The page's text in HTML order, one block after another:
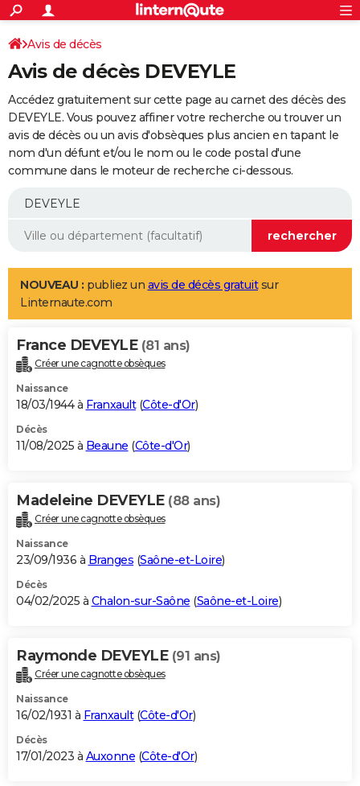
ACTUALITÉS
Politique
Société
Faits Divers
Education
Monde
Villes
+
SPORT
Coupe du monde 2026
Football
Tennis
Cyclisme
Rugby
Forum
Programme TV
TNT
Streaming
Cinéma
Sorties cinéma
Musique
+
FINANCE
Retraite
Epargne
Immobilier
Risques naturels par ville
Banque
Assurance
AUTO
Essais
Réserver un essai
Citadines
Berlines
SUV
Forum auto
+
Mobiles
Meilleur smartphone
Internet
Ordinateurs
Jeux vidéo
Guide high-tech
Aménagement intérieur
LIFESTYLE
Art de vivre
Bien-être
Loisirs
Mode
Modes de vie
Alimentation
Guide de la santé
Maladies
Médicaments
Sommeil
VOYAGE
Destinations
City break
Voyage nature
Voyage de noces
Forum
Climat
+PHOTO
GUIDES D'ACHAT
BONS PLANS
Carte de Noël
Carte Bonne année
Carte Saint-Valentin
Carte Pâques
Carte d'anniversaire
DICTIONNAIRE
Dictionnaire
Biographies
Citations
Expressions
Proverbes
PROGRAMME TV
S'inscrire
Se connecter
Lycées
Collèges
Primaires
Universités
Entreprises
Service militaire
Avis de recherche
AVIS DE DÉCÈS
Bricolage
Lifestyle
Culture
Sport
Auto
Television
Voyage
Cinema
Avis de décès
Avis de décès DEVEYLE
Accédez gratuitement sur cette page au carnet des décès des
DEVEYLE. Vous pouvez affiner votre recherche ou trouver un
avis de décès ou un avis d'obsèques plus ancien en tapant le
nom d'un défunt et/ou le nom ou le code postal d'une
commune dans le moteur de recherche ci-dessous.
NOUVEAU : publiez un avis de décès gratuitsur
Linternaute.com
France DEVEYLE (81 ans)
Créer une cagnotte obsèques
Naissance
18/03/1944 à Franxault(Côte-d'Or)
Décès
11/08/2025 à Beaune (Côte-d'Or)
Madeleine DEVEYLE (88 ans)
Créer une cagnotte obsèques
Naissance
23/09/1936 à Branges (Saône-et-Loire)
Décès
04/02/2025 à Chalon-sur-Saône (Saône-et-Loire)
Raymonde DEVEYLE (91 ans)
Créer une cagnotte obsèques
Naissance
16/02/1931 à Franxault(Côte-d'Or)
Décès
17/01/2023 à Auxonne (Côte-d'Or)